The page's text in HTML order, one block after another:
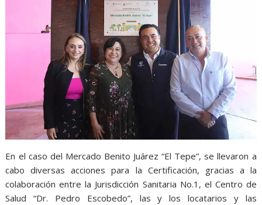
En el caso del Mercado Benito Juárez “El Tepe”, se llevaron a
cabo diversas acciones para la Certificación, gracias a la
colaboración entre la Jurisdicción Sanitaria No.1, el Centro de
Salud “Dr. Pedro Escobedo”, las y los locatarios y las